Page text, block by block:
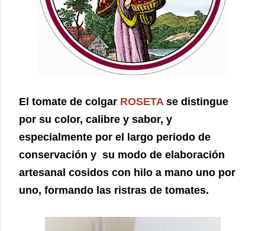
El tomate de colgar ROSETAse distingue
por su color, calibre y sabor, y
especialmente por el largo periodo de
conservación y su modo de elaboración
artesanal cosidos con hilo a mano uno por
uno, formando las ristras de tomates.